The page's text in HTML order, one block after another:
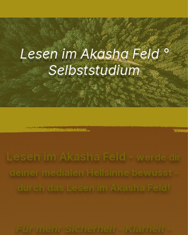
Lesen im Akasha Feld °
Selbststudium
Lesen im Akasha Feld - werde dir
deiner medialen Hellsinne bewusst -
durch das Lesen im Akasha Feld!
Für mehr Sicherheit - Klarheit -